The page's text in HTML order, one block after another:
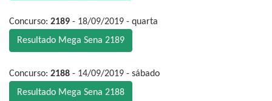
Concurso: 2189 - 18/09/2019 - quarta
Resultado Mega Sena 2189
Concurso: 2188 - 14/09/2019 - sábado
Resultado Mega Sena 2188